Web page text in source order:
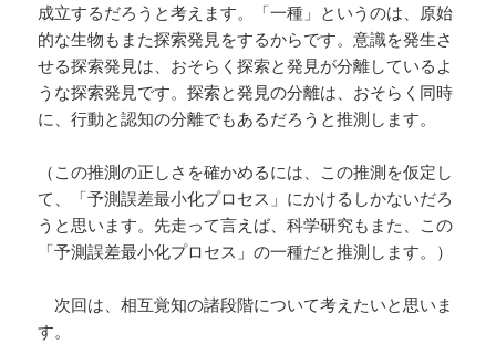
成立するだろうと考えます。「一種」というのは、原始
的な生物もまた探索発見をするからです。意識を発生さ
せる探索発見は、おそらく探索と発見が分離しているよ
うな探索発見です。探索と発見の分離は、おそらく同時
に、行動と認知の分離でもあるだろうと推測します。
（この推測の正しさを確かめるには、この推測を仮定し
て、「予測誤差最小化プロセス」にかけるしかないだろ
うと思います。先走って言えば、科学研究もまた、この
「予測誤差最小化プロセス」の一種だと推測します。）
次回は、相互覚知の諸段階について考えたいと思いま
す。